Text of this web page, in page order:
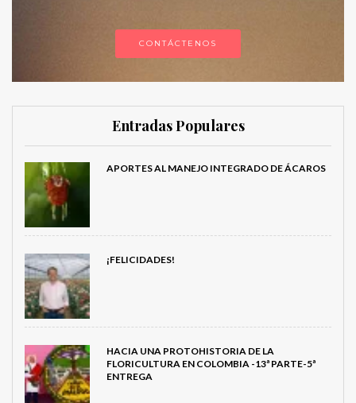
CONTÁCTENOS
Entradas Populares
APORTES AL MANEJO INTEGRADO DE ÁCAROS
¡FELICIDADES!
HACIA UNA PROTOHISTORIA DE LA
FLORICULTURA EN COLOMBIA -13ª PARTE-5ª
ENTREGA